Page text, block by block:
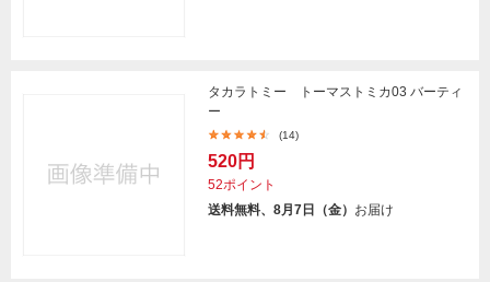
タカラトミー トーマストミカ03 バーティ
ー
(14)
520円
52ポイント
送料無料、8月7日（金） お届け